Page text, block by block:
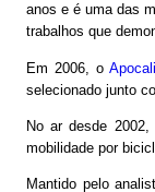
anos e é uma das
trabalhos que
Em 2006, o
selecionado junto
No ar desde
mobilidade por
Mantido pelo